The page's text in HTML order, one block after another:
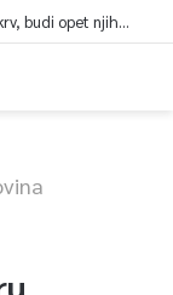
Sutra u Sarajevu akcija darivanja krvi – Daruj krv, budi opet njihov heroj